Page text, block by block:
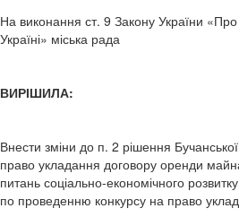
На виконання ст. 9 Закону України
Україні» міська рада
ВИРІШИЛА:
Внести зміни до п. 2 рішення
право укладання договору оренди
питань соціально-економічного
по проведенню конкурсу на право